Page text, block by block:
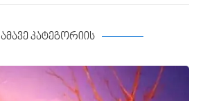
ამავე კატეგორიის